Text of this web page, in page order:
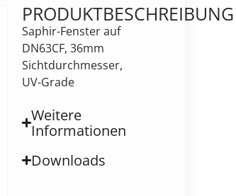
PRODUKTBESCHREIBUNG
Saphir-Fenster auf
DN63CF, 36mm
Sichtdurchmesser,
UV-Grade
Weitere
Informationen
Downloads